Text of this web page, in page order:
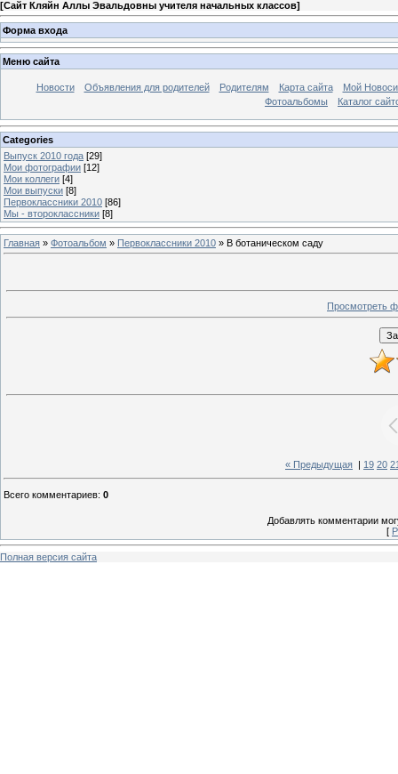
[Сайт Кляйн Аллы Эвальдовны учителя начальных классов]
Форма входа
Меню сайта
Новости Объявления для родителей Родителям Карта сайта
Мой
Фотоальбомы
Каталог
Categories
Выпуск 2010 года [29]
Мои фотографии [12]
Мои коллеги [4]
Мои выпуски [8]
Первоклассники 2010 [86]
Мы - второклассники [8]
Главная » Фотоальбом » Первоклассники 2010 » В ботаническом саду
Просмотреть
« Предыдущая 19 20
Всего комментариев: 0
Добавлять комментарии
[
Полная версия сайта